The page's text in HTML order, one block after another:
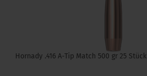
Hornady .416 A-Tip Match 500 gr 25 Stück